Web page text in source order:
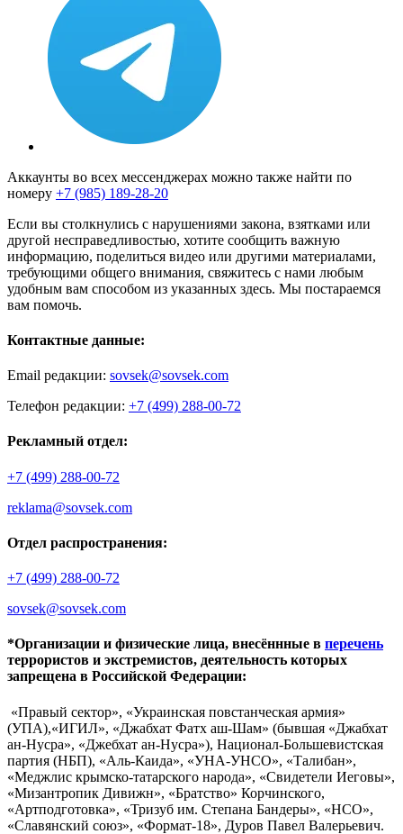
Аккаунты во всех мессенджерах можно также найти по
номеру +7 (985) 189-28-20
Если вы столкнулись с нарушениями закона, взятками или
другой несправедливостью, хотите сообщить важную
информацию, поделиться видео или другими материалами,
требующими общего внимания, свяжитесь с нами любым
удобным вам способом из указанных здесь. Мы постараемся
вам помочь.
Контактные данные:
Email редакции: sovsek@sovsek.com
Телефон редакции: +7 (499) 288-00-72
Рекламный отдел:
+7 (499) 288-00-72
reklama@sovsek.com
Отдел распространения:
+7 (499) 288-00-72
sovsek@sovsek.com
*Организации и физические лица, внесённные в перечень
террористов и экстремистов, деятельность которых
запрещена в Российской Федерации:
«Правый сектор», «Украинская повстанческая армия»
(УПА),«ИГИЛ», «Джабхат Фатх аш-Шам» (бывшая «Джабхат
ан-Нусра», «Джебхат ан-Нусра»), Национал-Большевистская
партия (НБП), «Аль-Каида», «УНА-УНСО», «Талибан»,
«Меджлис крымско-татарского народа», «Свидетели Иеговы»,
«Мизантропик Дивижн», «Братство» Корчинского,
«Артподготовка», «Тризуб им. Степана Бандеры», «НСО»,
«Славянский союз», «Формат-18», Дуров Павел Валерьевич.